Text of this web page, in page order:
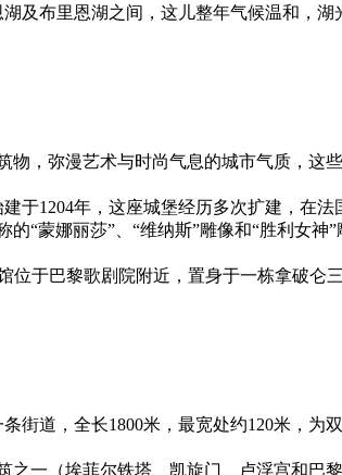
及布里恩湖之间，这儿整年气候温和，
，弥漫艺术与时尚气息的城市气质，这
于1204年，这座城堡经历多次扩建，在
“蒙娜丽莎”、“维纳斯”雕像和“胜利女
位于巴黎歌剧院附近，置身于一栋拿破
街道，全长1800米，最宽处约120米，
一（埃菲尔铁塔、凯旋门、卢浮宫和巴